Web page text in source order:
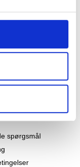
spørgsmål